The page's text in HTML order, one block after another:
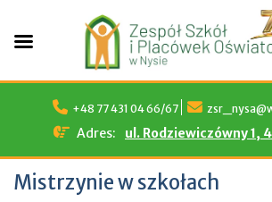
Skip
+48 77 431 04 66/67
Adres: ul. Rodziewiczówny 1,
Mistrzynie w szkołach